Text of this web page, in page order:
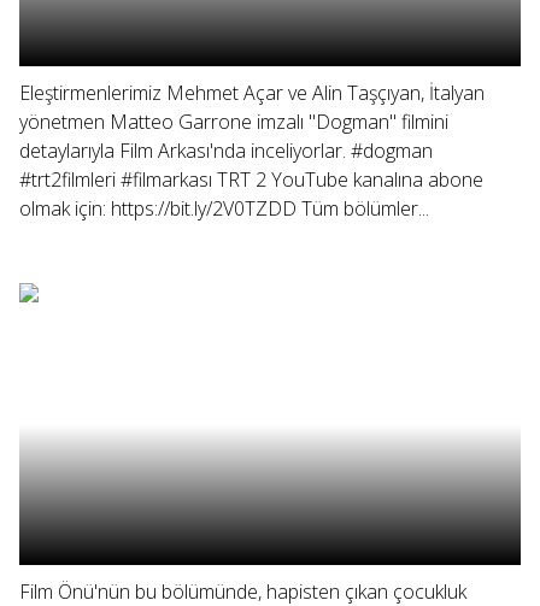
Eleştirmenlerimiz Mehmet Açar ve Alin Taşçıyan, İtalyan
yönetmen Matteo Garrone imzalı "Dogman" filmini
detaylarıyla Film Arkası'nda inceliyorlar. #dogman
#trt2filmleri #filmarkası TRT 2 YouTube kanalına abone
olmak için: https://bit.ly/2V0TZDD Tüm bölümler...
Film Önü'nün bu bölümünde, hapisten çıkan çocukluk